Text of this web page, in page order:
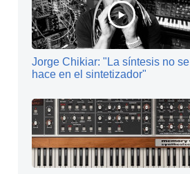
Jorge Chikiar: "La síntesis no se
hace en el sintetizador"